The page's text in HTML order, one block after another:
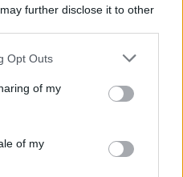
further disclose it to other
Opt Outs
of my
of my